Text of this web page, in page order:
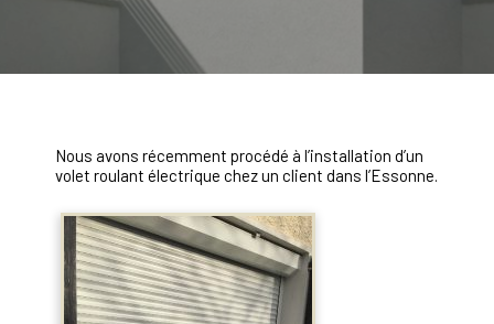
Nous avons récemment procédé à l’installation d’un
volet roulant électrique chez un client dans l’Essonne.